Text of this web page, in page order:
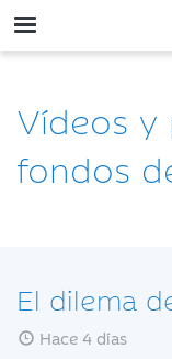
Vídeos y
fondos
El dilema
Hace 4 días